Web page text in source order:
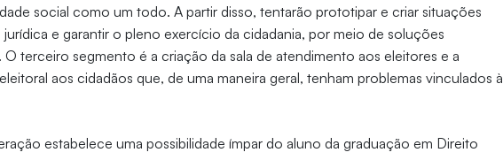
social como um todo. A partir disso, tentarão prototipar e criar situações
jurídica e garantir o pleno exercício da cidadania, por meio de soluções
terceiro segmento é a criação da sala de atendimento aos eleitores e a
aos cidadãos que, de uma maneira geral, tenham problemas vinculados à
estabelece uma possibilidade ímpar do aluno da graduação em Direito